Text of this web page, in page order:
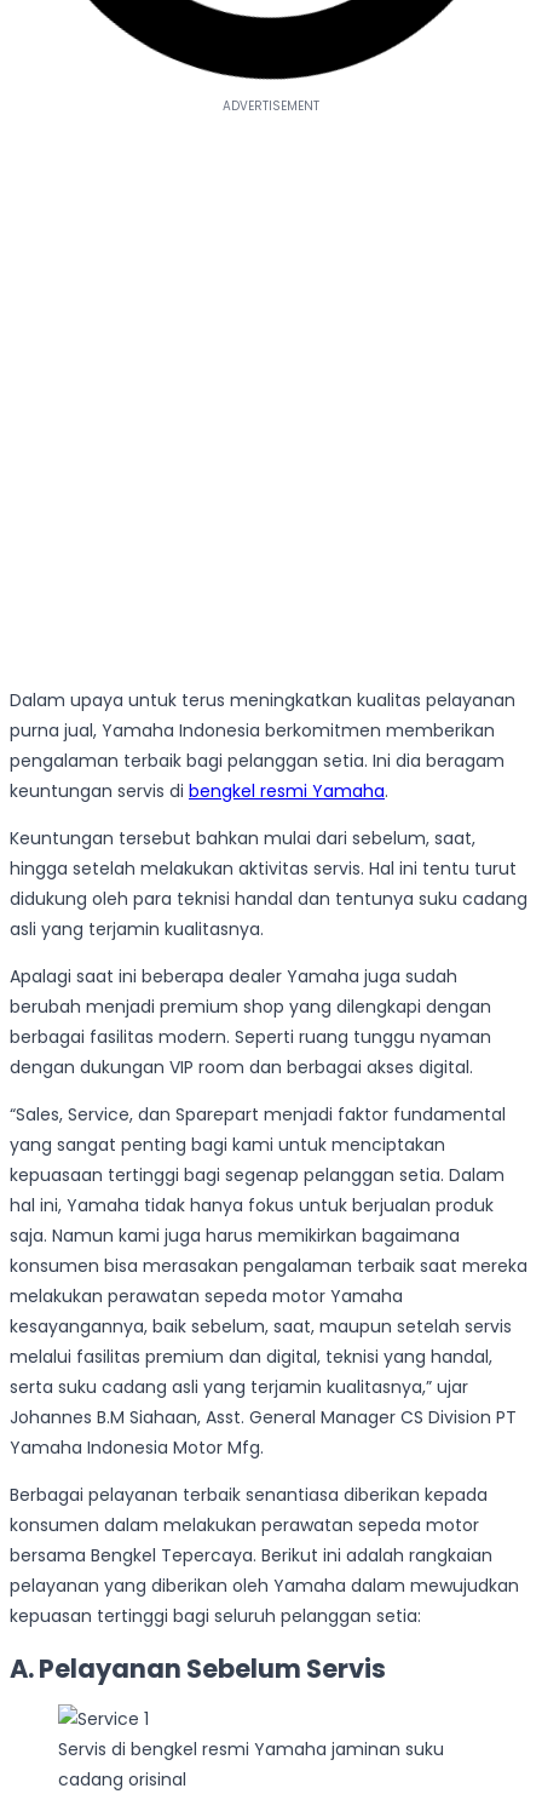
Dalam upaya untuk terus meningkatkan kualitas pelayanan
purna jual, Yamaha Indonesia berkomitmen memberikan
pengalaman terbaik bagi pelanggan setia. Ini dia beragam
keuntungan servis di bengkel resmi Yamaha.
Keuntungan tersebut bahkan mulai dari sebelum, saat,
hingga setelah melakukan aktivitas servis. Hal ini tentu turut
didukung oleh para teknisi handal dan tentunya suku cadang
asli yang terjamin kualitasnya.
Apalagi saat ini beberapa dealer Yamaha juga sudah
berubah menjadi premium shop yang dilengkapi dengan
berbagai fasilitas modern. Seperti ruang tunggu nyaman
dengan dukungan VIP room dan berbagai akses digital.
“Sales, Service, dan Sparepart menjadi faktor fundamental
yang sangat penting bagi kami untuk menciptakan
kepuasaan tertinggi bagi segenap pelanggan setia. Dalam
hal ini, Yamaha tidak hanya fokus untuk berjualan produk
saja. Namun kami juga harus memikirkan bagaimana
konsumen bisa merasakan pengalaman terbaik saat mereka
melakukan perawatan sepeda motor Yamaha
kesayangannya, baik sebelum, saat, maupun setelah servis
melalui fasilitas premium dan digital, teknisi yang handal,
serta suku cadang asli yang terjamin kualitasnya,” ujar
Johannes B.M Siahaan, Asst. General Manager CS Division PT
Yamaha Indonesia Motor Mfg.
Berbagai pelayanan terbaik senantiasa diberikan kepada
konsumen dalam melakukan perawatan sepeda motor
bersama Bengkel Tepercaya. Berikut ini adalah rangkaian
pelayanan yang diberikan oleh Yamaha dalam mewujudkan
kepuasan tertinggi bagi seluruh pelanggan setia:
A. Pelayanan Sebelum Servis
Servis di bengkel resmi Yamaha jaminan suku
cadang orisinal